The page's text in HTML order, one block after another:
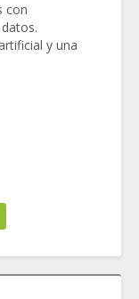
con
y una